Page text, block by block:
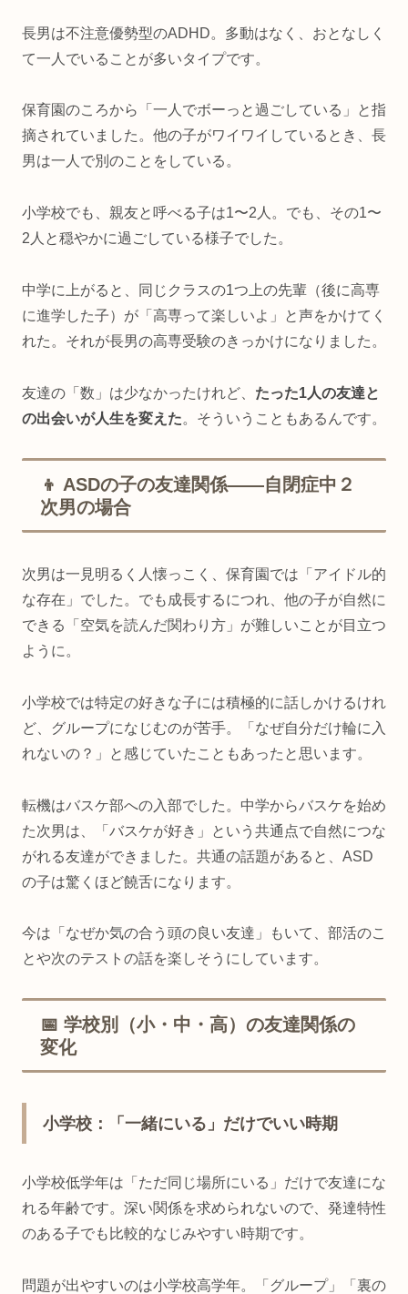
長男は不注意優勢型のADHD。多動はなく、おとなしく
て一人でいることが多いタイプです。
保育園のころから「一人でボーっと過ごしている」と指
摘されていました。他の子がワイワイしているとき、長
男は一人で別のことをしている。
小学校でも、親友と呼べる子は1〜2人。でも、その1〜
2人と穏やかに過ごしている様子でした。
中学に上がると、同じクラスの1つ上の先輩（後に高専
に進学した子）が「高専って楽しいよ」と声をかけてく
れた。それが長男の高専受験のきっかけになりました。
友達の「数」は少なかったけれど、 たった1人の友達と
の出会いが人生を変えた。そういうこともあるんです。
👦 ASDの子の友達関係——自閉症中２
次男の場合
次男は一見明るく人懐っこく、保育園では「アイドル的
な存在」でした。でも成長するにつれ、他の子が自然に
できる「空気を読んだ関わり方」が難しいことが目立つ
ように。
小学校では特定の好きな子には積極的に話しかけるけれ
ど、グループになじむのが苦手。「なぜ自分だけ輪に入
れないの？」と感じていたこともあったと思います。
転機はバスケ部への入部でした。中学からバスケを始め
た次男は、「バスケが好き」という共通点で自然につな
がれる友達ができました。共通の話題があると、ASD
の子は驚くほど饒舌になります。
今は「なぜか気の合う頭の良い友達」もいて、部活のこ
とや次のテストの話を楽しそうにしています。
📅 学校別（小・中・高）の友達関係の
変化
小学校：「一緒にいる」だけでいい時期
小学校低学年は「ただ同じ場所にいる」だけで友達にな
れる年齢です。深い関係を求められないので、発達特性
のある子でも比較的なじみやすい時期です。
問題が出やすいのは小学校高学年。「グループ」「裏の